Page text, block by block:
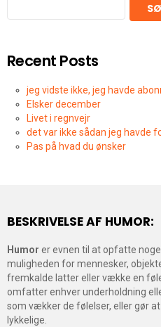
Recent Posts
jeg vidste ikke, jeg havde
Elsker december
Livet i regnvejr
det var ikke sådan jeg havde
Pas på hvad du ønsker
BESKRIVELSE AF HUMOR:
Humor er evnen til at opfatte
muligheden for mennesker,
fremkalde latter eller vække en
omfatter enhver underholdning
som vækker de følelser, eller gør
lykkelige.